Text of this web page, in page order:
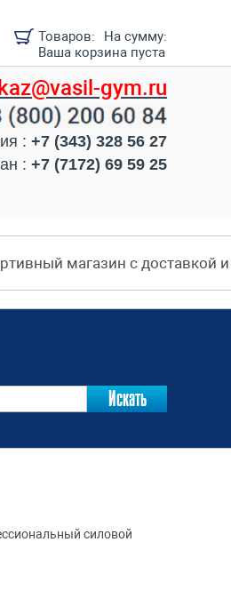
Товаров:
На сумму:
Ваша корзина пуста
gym.ru
: +7 (343) 328 56 27
: +7 (7172) 69 59 25
магазин с доставкой
силовой